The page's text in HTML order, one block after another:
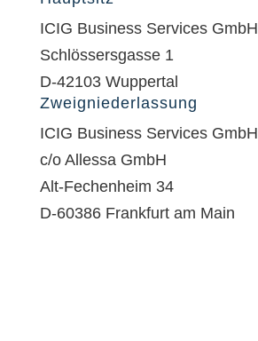
ICIG Business Services GmbH
Schlössersgasse 1
D-42103 Wuppertal
Zweigniederlassung
ICIG Business Services GmbH
c/o Allessa GmbH
Alt-Fechenheim 34
D-60386 Frankfurt am Main